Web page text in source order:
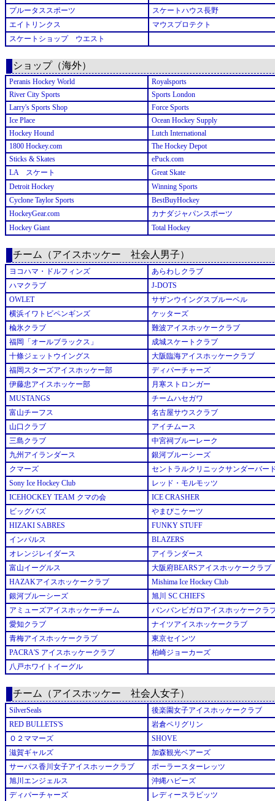
プルータススポーツ
スケートハウス長野
エイトリンクス
マウスプロテクト
スケートショップ ウエスト
ショップ（海外）
Peranis Hockey World
Royalsports
River City Sports
Sports London
Larry's Sports Shop
Force Sports
Ice Place
Ocean Hockey Supply
Hockey Hound
Lutch International
1800 Hockey.com
The Hockey Depot
Sticks & Skates
ePuck.com
LA スケート
Great Skate
Detroit Hockey
Winning Sports
Cyclone Taylor Sports
BestBuyHockey
HockeyGear.com
カナダジャパンスポーツ
Hockey Giant
Total Hockey
チーム（アイスホッケー 社会人男子）
ヨコハマ・ドルフィンズ
あらわしクラブ
ハマクラブ
J-DOTS
OWLET
サザンウイングスブルーベル
横浜イワトビペンギンズ
ケッターズ
楡氷クラブ
難波アイスホッケークラブ
福岡「オールブラックス」
成城スケートクラブ
十條ジェットウイングス
大阪臨海アイスホッケークラブ
福岡スターズアイスホッケー部
ディパーチャーズ
伊藤忠アイスホッケー部
月寒ストロンガー
MUSTANGS
チームハセガワ
富山チーフス
名古屋サウスクラブ
山口クラブ
アイチムース
三島クラブ
中宮祠ブルーレーク
九州アイランダース
銀河ブルーシーズ
クマーズ
セントラルクリニックサンダーバー
Sony Ice Hockey Club
レッド・モルモッツ
ICEHOCKEY TEAM クマの会
ICE CRASHER
ビッグバズ
やまびこケーツ
HIZAKI SABRES
FUNKY STUFF
インパルス
BLAZERS
オレンジレイダース
アイランダース
富山イーグルス
大阪府BEARSアイスホッケークラブ
HAZAKアイスホッケークラブ
Mishima Ice Hockey Club
銀河ブルーシーズ
旭川 SC CHIEFS
アミューズアイスホッケーチーム
バンバンビガロアイスホッケークラ
愛知クラブ
ナイツアイスホッケークラブ
青梅アイスホッケークラブ
東京セインツ
PACRA'S アイスホッケークラブ
柏崎ジョーカーズ
八戸ホワイトイーグル
チーム（アイスホッケー 社会人女子）
SilverSeals
後楽園女子アイスホッケークラブ
RED BULLETS'S
岩倉ペリグリン
Ｏ２ママーズ
SHOVE
滋賀ギャルズ
加森観光ベアーズ
サーパス香川女子アイスホッークラブ
ポーラースターレッツ
旭川エンジェルス
沖縄ハビーズ
ディパーチャーズ
レディースラビッツ